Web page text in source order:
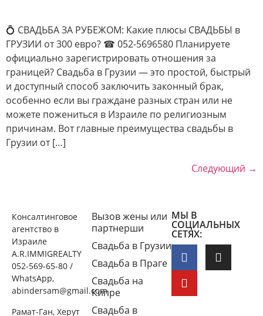
💍 СВАДЬБА ЗА РУБЕЖОМ: Какие плюсы СВАДЬБЫ в
ГРУЗИИ от 300 евро? ☎ 052-5696580 Планируете
официально зарегистрировать отношения за
границей? Свадьба в Грузии — это простой, быстрый
и доступный способ заключить законный брак,
особенно если вы граждане разных стран или не
можете пожениться в Израиле по религиозным
причинам. Вот главные преимущества свадьбы в
Грузии от […]
Следующий →
Консалтинговое
агентство в
Израиле
A.R.IMMIGREALTY
052-569-65-80 /
WhatsApp,
abindersam@gmail.com
Рамат-Ган, Херут
Вызов жены или
партнерши
Свадьба в Грузии
Свадьба в Праге
Свадьба на
Кипре
Свадьба в
МЫ В
СОЦИАЛЬНЫХ
СЕТЯХ: